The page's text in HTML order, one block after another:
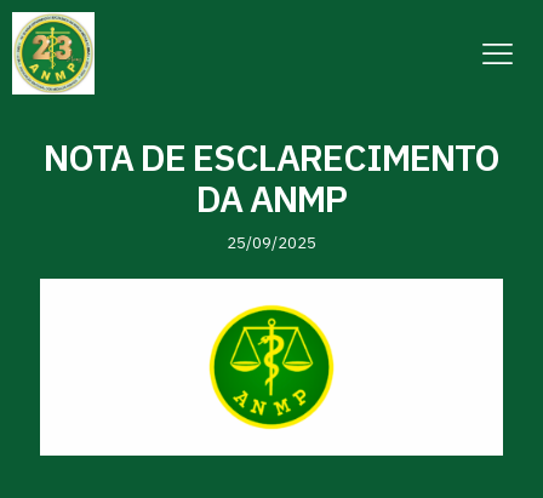
NOTA DE ESCLARECIMENTO
DA ANMP
25/09/2025